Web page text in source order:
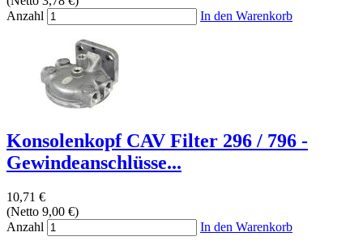
Anzahl
In den Warenkorb
Konsolenkopf CAV Filter 296 / 796 -
Gewindeanschlüsse...
10,71 €
(Netto 9,00 €)
Anzahl
In den Warenkorb